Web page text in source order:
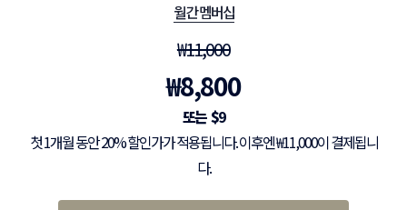
월간 멤버십
₩11,000
₩8,800
$9
첫 1개월 동안 20% 할인가가 적용됩니다. 이후엔 ₩11,000이 결제됩니
다.